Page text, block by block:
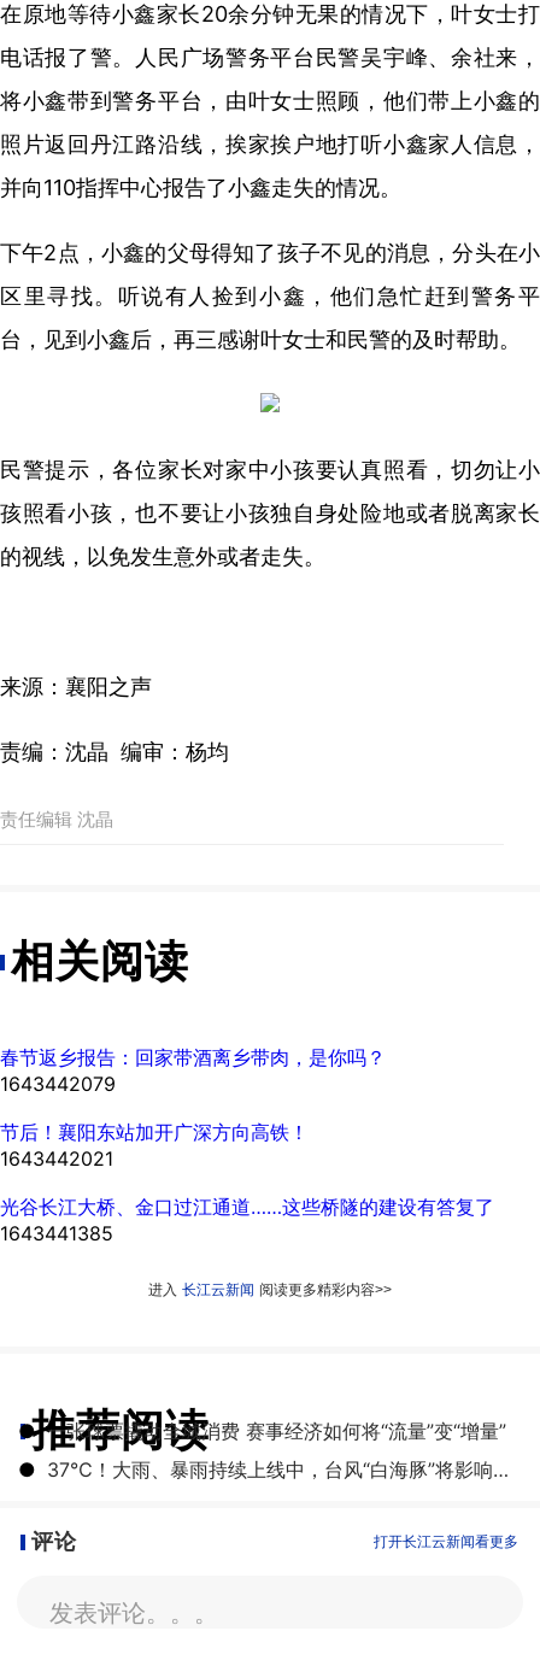
在原地等待小鑫家长20余分钟无果的情况下，叶女士打
电话报了警。人民广场警务平台民警吴宇峰、余社来，
将小鑫带到警务平台，由叶女士照顾，他们带上小鑫的
照片返回丹江路沿线，挨家挨户地打听小鑫家人信息，
并向110指挥中心报告了小鑫走失的情况。
下午2点，小鑫的父母得知了孩子不见的消息，分头在小
区里寻找。听说有人捡到小鑫，他们急忙赶到警务平
台，见到小鑫后，再三感谢叶女士和民警的及时帮助。
民警提示，各位家长对家中小孩要认真照看，切勿让小
孩照看小孩，也不要让小孩独自身处险地或者脱离家长
的视线，以免发生意外或者走失。
来源：襄阳之声
责编：沈晶 编审：杨均
责任编辑 沈晶
相关阅读
春节返乡报告：回家带酒离乡带肉，是你吗？
1643442079
节后！襄阳东站加开广深方向高铁！
1643442021
光谷长江大桥、金口过江通道……这些桥隧的建设有答复了
1643441385
进入 长江云新闻 阅读更多精彩内容>>
推荐阅读
● 一张球票撬动全城消费 赛事经济如何将“流量”变“增量”
●
​37℃！大雨、暴雨持续上线中，台风“白海豚”将影响湖北
评论 打开长江云新闻看更多
发表评论。。。